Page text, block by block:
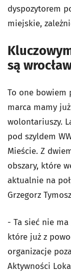
dyspozytorem
miejskie,
są
To one bowiem
marca mamy
wolontariuszy.
pod szyldem
Mieście. Z
obszary, które
aktualnie na
Grzegorz
- Ta sieć nie ma
które już z
organizacje
Aktywności